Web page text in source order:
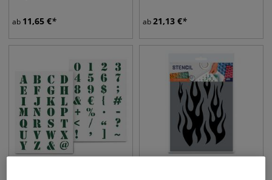
ab 11,65 € ab21,13 €